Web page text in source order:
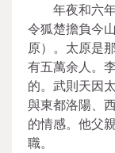
年夜和六
令狐楚擔負今
原）。太原是
有五萬余人。
的。武則天因
與東都洛陽、
的情感。他父
職。